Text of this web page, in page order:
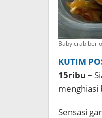
Baby crab
KUTIM
15ribu –
menghiasi
Sensasi